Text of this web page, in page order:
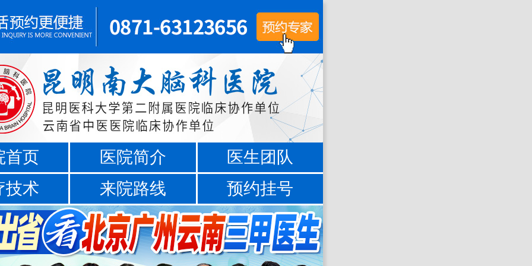
首页 医院简介
医生团队
技术
来院路线 预约挂号